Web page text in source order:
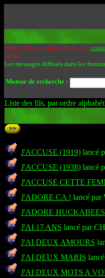
Suite à diverses injonctions, un
mois)
Les messages diffusés dans les
Moteur de recherche :
Liste des fils, par ordre
J'ACCUSE (1919) lancé
J'ACCUSE (1938) lancé
J'ACCUSE CETTE
J'ADORE CA ! lancé par
J'ADORE HUCKABEES
J'AI 17 ANS lancé par
J'AI DEUX AMOURS
J'AI DEUX MARIS
J'AI DEUX MOTS A